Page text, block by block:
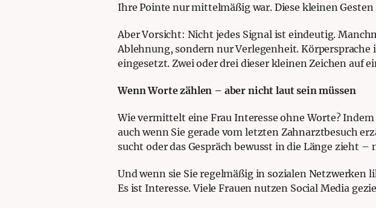
Ihre Pointe nur mittelmäßig war. Diese kleinen
Aber Vorsicht: Nicht jedes Signal ist eindeutig.
Ablehnung, sondern nur Verlegenheit.
eingesetzt. Zwei oder drei dieser kleinen Zeichen auf
Wenn Worte zählen – aber nicht laut sein müssen
Wie vermittelt eine Frau Interesse ohne Worte?
auch wenn Sie gerade vom letzten Zahnarztbesuch
sucht oder das Gespräch bewusst in die Länge zieht
Und wenn sie Sie regelmäßig in sozialen Netzwerken
Es ist Interesse. Viele Frauen nutzen Social Media